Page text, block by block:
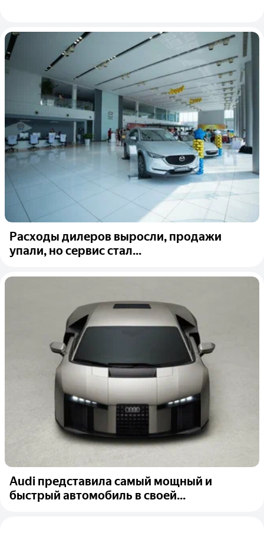
Расходы дилеров выросли, продажи
упали, но сервис стал...
Audi представила самый мощный и
быстрый автомобиль в своей...